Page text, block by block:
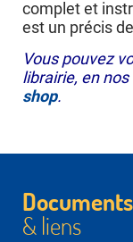
complet et
est un précis
Vous pouvez
librairie, en
shop.
Documents
& liens